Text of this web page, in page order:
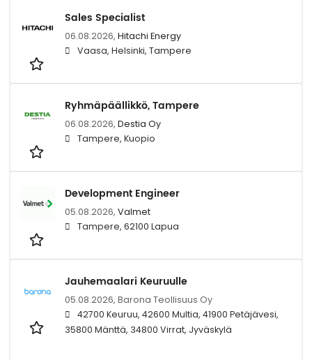
Sales Specialist
06.08.2026, Hitachi Energy
Vaasa, Helsinki, Tampere
Ryhmäpäällikkö, Tampere
06.08.2026, Destia Oy
Tampere, Kuopio
Development Engineer
05.08.2026, Valmet
Tampere, 62100 Lapua
Jauhemaalari Keuruulle
05.08.2026, Barona Teollisuus Oy
42700 Keuruu, 42600 Multia, 41900 Petäjävesi,
35800 Mänttä, 34800 Virrat, Jyväskylä